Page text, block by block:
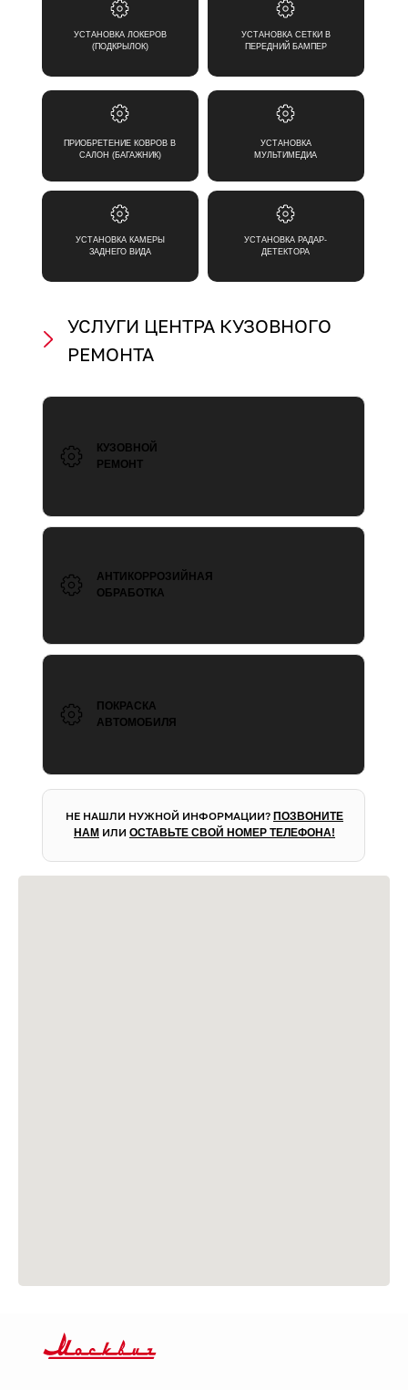
УСТАНОВКА ЛОКЕРОВ
(ПОДКРЫЛОК)
УСТАНОВКА СЕТКИ В
ПЕРЕДНИЙ БАМПЕР
УСТАНОВКА КАМЕРЫ
ЗАДНЕГО ВИДА
ПРИОБРЕТЕНИЕ КОВРОВ В
САЛОН (БАГАЖНИК)
УСТАНОВКА РАДАР-
ДЕТЕКТОРА
УСТАНОВКА
МУЛЬТИМЕДИА
УСЛУГИ ЦЕНТРА КУЗОВНОГО
РЕМОНТА
КУЗОВНОЙ
РЕМОНТ
ПОКРАСКА
АВТОМОБИЛЯ
АНТИКОРРОЗИЙНАЯ
ОБРАБОТКА
НЕ НАШЛИ НУЖНОЙ ИНФОРМАЦИИ? ПОЗВОНИТЕ
НАМ ИЛИ ОСТАВЬТЕ СВОЙ НОМЕР ТЕЛЕФОНА!